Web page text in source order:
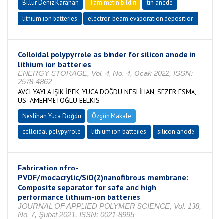
Billur Deniz Karahan Tam metin bildiri
tin anode
lithium ion batteries
electron beam evaporation deposition
Colloidal polypyrrole as binder for silicon anode in
lithium ion batteries
ENERGY STORAGE, Vol. 4, No. 4, Ocak 2022, ISSN:
2578-4862
AVCI YAYLA IŞIK İPEK, YUCA DOĞDU NESLİHAN, SEZER ESMA,
USTAMEHMETOĞLU BELKIS
Neslihan Yuca Doğdu
Özgün Makale
colloidal polypyrrole
lithium ion batteries silicon anode
Fabrication ofco-
PVDF/modacrylic/SiO(2)nanofibrous membrane:
Composite separator for safe and high
performance lithium-ion batteries
JOURNAL OF APPLIED POLYMER SCIENCE, Vol. 138,
No. 7, Şubat 2021, ISSN: 0021-8995